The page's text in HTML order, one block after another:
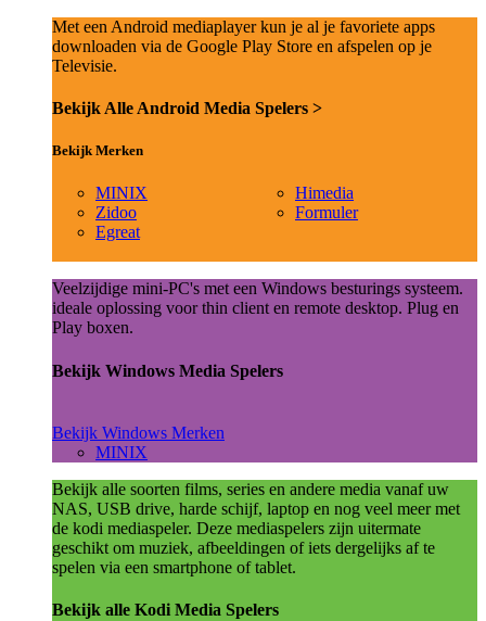
Met een Android mediaplayer kun je al je favoriete apps
downloaden via de Google Play Store en afspelen op je
Televisie.
Bekijk Alle Android Media Spelers >
Bekijk Merken
MINIX
Zidoo
Egreat
Himedia
Formuler
Veelzijdige mini-PC's met een Windows besturings systeem.
ideale oplossing voor thin client en remote desktop. Plug en
Play boxen.
Bekijk Windows Media Spelers
Bekijk Windows Merken
MINIX
Bekijk alle soorten films, series en andere media vanaf uw
NAS, USB drive, harde schijf, laptop en nog veel meer met
de kodi mediaspeler. Deze mediaspelers zijn uitermate
geschikt om muziek, afbeeldingen of iets dergelijks af te
spelen via een smartphone of tablet.
Bekijk alle Kodi Media Spelers